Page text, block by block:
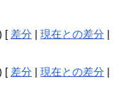
[ 差分 |現在との差分 |
[ 差分 |現在との差分 |